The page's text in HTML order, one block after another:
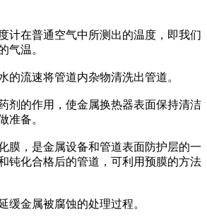
计在普通空气中所测出的温度，即我们
气温。
的流速将管道内杂物清洗出管道。
剂的作用，使金属换热器表面保持清洁
准备。
膜，是金属设备和管道表面防护层的一
钝化合格后的管道，可利用预膜的方法
缓金属被腐蚀的处理过程。